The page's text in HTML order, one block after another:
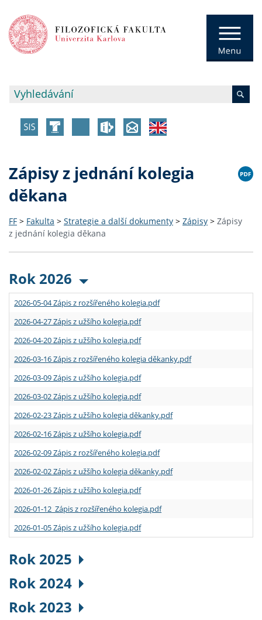
Zápisy z jednání kolegia
děkana
FF > Fakulta > Strategie a další dokumenty > Zápisy > Zápisy
z jednání kolegia děkana
Rok 2026
2026-05-04 Zápis z rozšířeného kolegia.pdf
2026-04-27 Zápis z užšího kolegia.pdf
2026-04-20 Zápis z užšího kolegia.pdf
2026-03-16 Zápis z rozšířeného kolegia děkanky.pdf
2026-03-09 Zápis z užšího kolegia.pdf
2026-03-02 Zápis z užšího kolegia.pdf
2026-02-23 Zápis z užšího kolegia děkanky.pdf
2026-02-16 Zápis z užšího kolegia.pdf
2026-02-09 Zápis z rozšířeného kolegia.pdf
2026-02-02 Zápis z užšího kolegia děkanky.pdf
2026-01-26 Zápis z užšího kolegia.pdf
2026-01-12 Zápis z rozšířeného kolegia.pdf
2026-01-05 Zápis z užšího kolegia.pdf
Rok 2025
Rok 2024
Rok 2023